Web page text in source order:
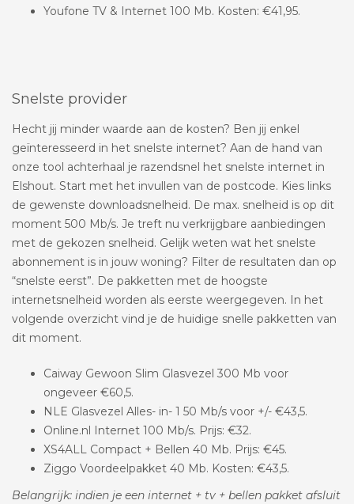
Youfone TV & Internet 100 Mb. Kosten: €41,95.
Snelste provider
Hecht jij minder waarde aan de kosten? Ben jij enkel
geïnteresseerd in het snelste internet? Aan de hand van
onze tool achterhaal je razendsnel het snelste internet in
Elshout. Start met het invullen van de postcode. Kies links
de gewenste downloadsnelheid. De max. snelheid is op dit
moment 500 Mb/s. Je treft nu verkrijgbare aanbiedingen
met de gekozen snelheid. Gelijk weten wat het snelste
abonnement is in jouw woning? Filter de resultaten dan op
“snelste eerst”. De pakketten met de hoogste
internetsnelheid worden als eerste weergegeven. In het
volgende overzicht vind je de huidige snelle pakketten van
dit moment.
Caiway Gewoon Slim Glasvezel 300 Mb voor
ongeveer €60,5.
NLE Glasvezel Alles- in- 1 50 Mb/s voor +/- €43,5.
Online.nl Internet 100 Mb/s. Prijs: €32.
XS4ALL Compact + Bellen 40 Mb. Prijs: €45.
Ziggo Voordeelpakket 40 Mb. Kosten: €43,5.
Belangrijk: indien je een internet + tv + bellen pakket afsluit